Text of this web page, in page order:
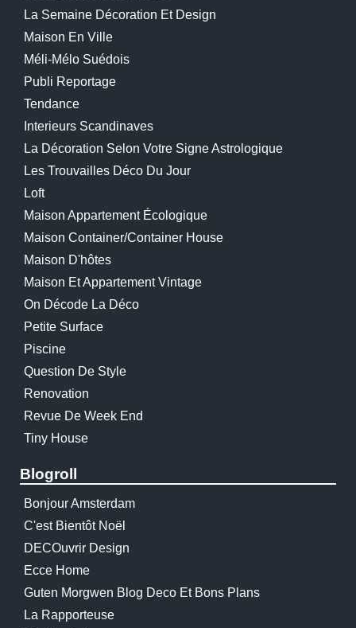
La Semaine Décoration Et Design
Maison En Ville
Méli-Mélo Suédois
Publi Reportage
Tendance
Interieurs Scandinaves
La Décoration Selon Votre Signe Astrologique
Les Trouvailles Déco Du Jour
Loft
Maison Appartement Écologique
Maison Container/container House
Maison D'hôtes
Maison Et Appartement Vintage
On Décode La Déco
Petite Surface
Piscine
Question De Style
Renovation
Revue De Week End
Tiny House
Blogroll
Bonjour Amsterdam
C'est Bientôt Noël
DECOuvrir Design
Ecce Home
Guten Morgwen Blog Deco Et Bons Plans
La Rapporteuse